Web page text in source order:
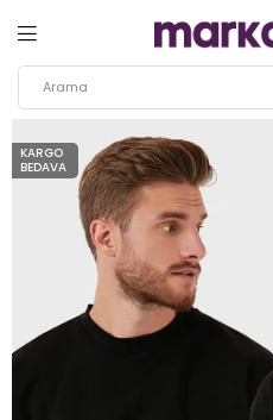
KARGO
BEDAVA